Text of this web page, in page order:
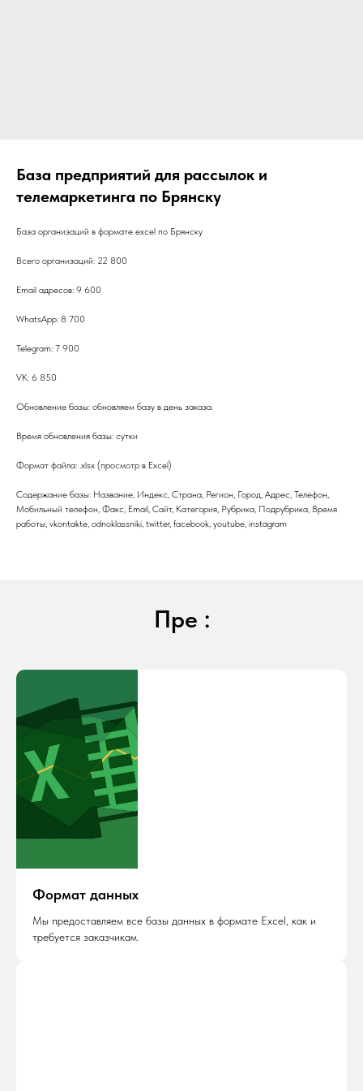
База предприятий для рассылок и
телемаркетинга по Брянску
База организаций в формате excel по Брянску
Всего организаций: 22 800
Email адресов: 9 600
WhatsApp: 8 700
Telegram: 7 900
VK: 6 850
Обновление базы: обновляем базу в день заказа.
Время обновления базы: сутки
Формат файла: .xlsx (просмотр в Excel)
Содержание базы: Название, Индекс, Страна, Регион, Город, Адрес, Телефон,
Мобильный телефон, Факс, Email, Сайт, Категория, Рубрика, Подрубрика, Время
работы, vkontakte, odnoklassniki, twitter, facebook, youtube, instagram
Пре :
Формат данных
Мы предоставляем все базы данных в формате Excel, как и
требуется заказчикам.